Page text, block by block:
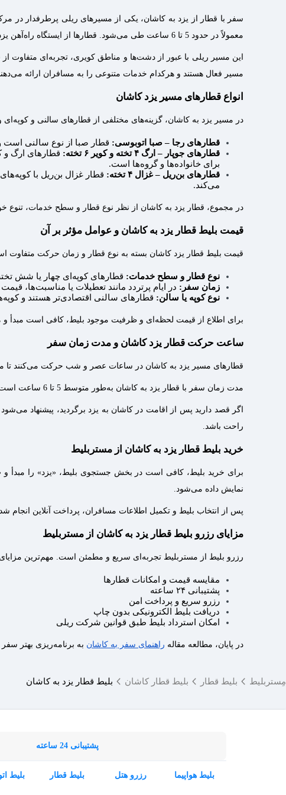
قطار یزد کاشان در کدام ایستگاه‌ها توقف دارد؟
معمولاً در حدود 5 تا 6 ساعت طی می‌شود. قطارها از ایستگاه راه‌آهن یزد حرکت می‌کنند و پس از عبور از ایستگاه‌ها و شهرهای بین‌ راهی، در نهایت به ایستگاه راه‌آهن کاشان می‌رسند.
این مسیر ریلی با عبور از دشت‌ها و مناطق کویری، تجربه‌ای متفاوت
مسیر فعال هستند و هرکدام خدمات متنوعی را به مسافران ارائه
انواع قطارهای مسیر یزد کاشان
در مسیر یزد به کاشان، گزینه‌های مختلفی از قطارهای سالنی و کوپه‌ای
قطارهای رجا – صبا اتوبوسی: قطار صبا از نوع سالنی
قطارهای جوپار – ارگ ۴ تخته و کویر ۶ تخته:
قطارهای ارگ و
برای خانواده‌ها و گروه‌ها است.
قطارهای بن‌ریل – غزال ۴ تخته:
قطار غزال بن‌ریل با
می‌کند.
در مجموع، قطار یزد به کاشان از نظر نوع قطار و سطح خدمات، تنوع
قیمت بلیط قطار یزد به کاشان و عوامل مؤثر بر آن
قیمت بلیط قطار یزد کاشان بسته به نوع قطار و زمان حرکت متفاوت
نوع قطار و سطح خدمات: قطارهای کوپه‌ای چهار یا شش
زمان سفر: در ایام پرتردد مانند تعطیلات یا مناسبت‌ها،
نوع کوپه یا سالن: قطارهای سالنی اقتصادی‌تر هستند و
برای اطلاع از قیمت لحظه‌ای و ظرفیت موجود بلیط، کافی است مبدأ و
ساعت حرکت قطار یزد کاشان و مدت زمان سفر
قطارهای مسیر یزد به کاشان در ساعات عصر و شب حرکت می‌کنند
مدت زمان سفر با قطار یزد به کاشان به‌طور متوسط 5 تا 6 ساعت است و توقف‌ یا شرایط مسیر می‌تواند تغییر جزئی در زمان رسیدن ایجاد کند.
اگر قصد دارید پس از اقامت در کاشان به یزد برگردید، پیشنهاد
راحت باشد.
خرید بلیط قطار یزد به کاشان از مستربلیط
برای خرید بلیط، کافی است در بخش جستجوی بلیط، «یزد» را مبدأ و
نمایش داده می‌شود.
پس از انتخاب بلیط و تکمیل اطلاعات مسافران، پرداخت آنلاین انجام
مزایای رزرو بلیط قطار یزد به کاشان از مستربلیط
رزرو بلیط از مستربلیط تجربه‌ای سریع و مطمئن است. مهم‌ترین
مقایسه قیمت و امکانات قطارها
پشتیبانی ۲۴ ساعته
رزرو سریع و پرداخت امن
دریافت بلیط الکترونیکی بدون چاپ
امکان استرداد بلیط طبق قوانین شرکت ریلی
در پایان، مطالعه مقاله راهنمای سفر به کاشان به برنامه‌ریزی بهتر
مِستربلیط بلیط قطار بلیط قطار کاشان بلیط قطار یزد به کاشان
پشتیبانی 24 ساعته
بلیط هواپیما رزرو هتل بلیط قطار بلیط